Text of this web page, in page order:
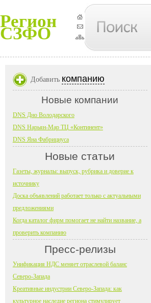
Регион
СЗФО
Добавить компанию
Новые компании
DNS Дно Володарского
DNS Нарьян-Мар ТЦ «Континент»
DNS Яна Фабрициуса
Новые статьи
Газеты, журналы: выпуск, рубрика и доверие к
источнику
Доска объявлений работает только с актуальными
предложениями
Когда каталог фирм помогает не найти название, а
проверить компанию
Пресс-релизы
Унификация НДС меняет отраслевой баланс
Северо-Запада
Креативные индустрии Северо-Запада: как
культурное наследие региона стимулирует